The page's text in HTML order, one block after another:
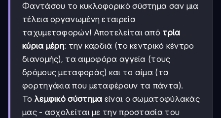
Φαντάσου το κυκλοφορικό σύστημα σαν μια
τέλεια οργανωμένη εταιρεία
ταχυμεταφορών! Αποτελείται από τρία
κύρια μέρη: την καρδιά (το κεντρικό κέντρο
διανομής), τα αιμοφόρα αγγεία (τους
δρόμους μεταφοράς) και το αίμα (τα
φορτηγάκια που μεταφέρουν τα πάντα).
Το λεμφικό σύστημα είναι ο σωματοφύλακάς
μας - ασχολείται με την προστασία του